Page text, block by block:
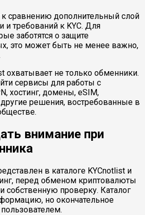
к сравнению дополнительный слой
и требований к KYC. Для
заботятся о защите
это может быть не менее важно,
охватывает не только обменники.
сервисы для работы с
хостинг, домены, eSIM,
решения, востребованные в
внимание при
в каталоге KYCnotlist и
перед обменом криптовалюты
собственную проверку. Каталог
но окончательное